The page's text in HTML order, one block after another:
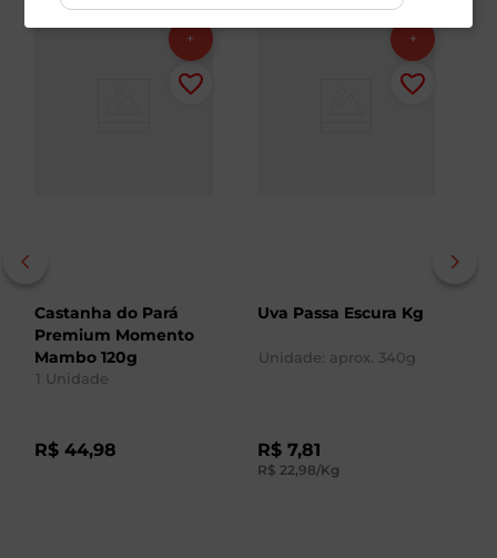
Castanha do Pará
Premium Momento
Mambo 120g
1 Unidade
R$ 44,98
Uva Passa Escura Kg
Unidade: aprox. 340g
R$ 7,81
R$ 22,98/Kg